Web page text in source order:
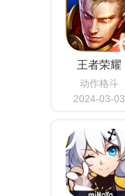
王者荣耀
动作格斗
2024-03-03